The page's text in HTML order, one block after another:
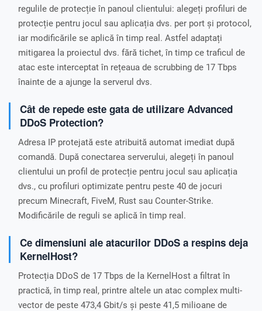
regulile de protecție în panoul clientului: alegeți profiluri de
protecție pentru jocul sau aplicația dvs. per port și protocol,
iar modificările se aplică în timp real. Astfel adaptați
mitigarea la proiectul dvs. fără tichet, în timp ce traficul de
atac este interceptat în rețeaua de scrubbing de 17 Tbps
înainte de a ajunge la serverul dvs.
Cât de repede este gata de utilizare Advanced
DDoS Protection?
Adresa IP protejată este atribuită automat imediat după
comandă. După conectarea serverului, alegeți în panoul
clientului un profil de protecție pentru jocul sau aplicația
dvs., cu profiluri optimizate pentru peste 40 de jocuri
precum Minecraft, FiveM, Rust sau Counter-Strike.
Modificările de reguli se aplică în timp real.
Ce dimensiuni ale atacurilor DDoS a respins deja
KernelHost?
Protecția DDoS de 17 Tbps de la KernelHost a filtrat în
practică, în timp real, printre altele un atac complex multi-
vector de peste 473,4 Gbit/s și peste 41,5 milioane de